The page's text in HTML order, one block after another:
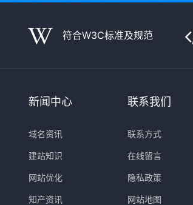
符合W3C标准及规范
新闻中心
域名资讯
建站知识
网站优化
知产资讯
联系我们
联系方式
在线留言
隐私政策
网站地图